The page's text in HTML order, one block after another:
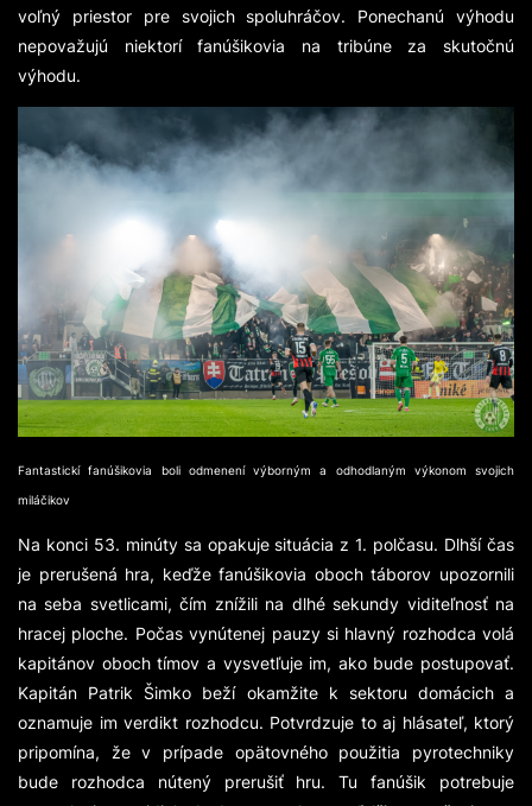
voľný priestor pre svojich spoluhráčov. Ponechanú výhodu
nepovažujú niektorí fanúšikovia na tribúne za skutočnú
výhodu.
Fantastickí fanúšikovia boli odmenení výborným a odhodlaným výkonom svojich
miláčikov
Na konci 53. minúty sa opakuje situácia z 1. polčasu. Dlhší čas
je prerušená hra, keďže fanúšikovia oboch táborov upozornili
na seba svetlicami, čím znížili na dlhé sekundy viditeľnosť na
hracej ploche. Počas vynútenej pauzy si hlavný rozhodca volá
kapitánov oboch tímov a vysvetľuje im, ako bude postupovať.
Kapitán Patrik Šimko beží okamžite k sektoru domácich a
oznamuje im verdikt rozhodcu. Potvrdzuje to aj hlásateľ, ktorý
pripomína, že v prípade opätovného použitia pyrotechniky
bude rozhodca nútený prerušiť hru. Tu fanúšik potrebuje